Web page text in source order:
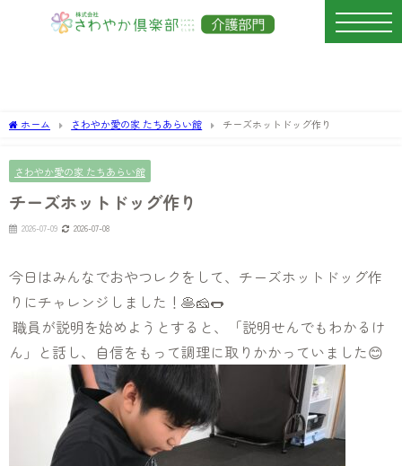
ホーム さわやか愛の家 たちあらい館 チーズホットドッグ作り
さわやか愛の家 たちあらい館
チーズホットドッグ作り
2026-07-09 2026-07-08
今日はみんなでおやつレクをして、チーズホットドッグ作
りにチャレンジしました！🥞🧀🌭
職員が説明を始めようとすると、「説明せんでもわかるけ
ん」と話し、自信をもって調理に取りかかっていました😊